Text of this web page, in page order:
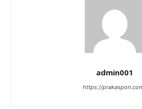
admin001
https://